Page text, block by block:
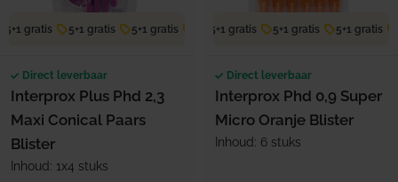
5+1 gratis 5+1 gratis 5+1 gratis 5+1 gratis 5+1 gratis 5+1 gratis
Direct leverbaar
Interprox Plus Phd 2,3
Maxi Conical Paars
Blister
Inhoud: 1x4 stuks
5+1 gratis 5+1 gratis 5+1 gratis
Direct leverbaar
Interprox Phd 0,9 Super
Micro Oranje Blister
Inhoud: 6 stuks